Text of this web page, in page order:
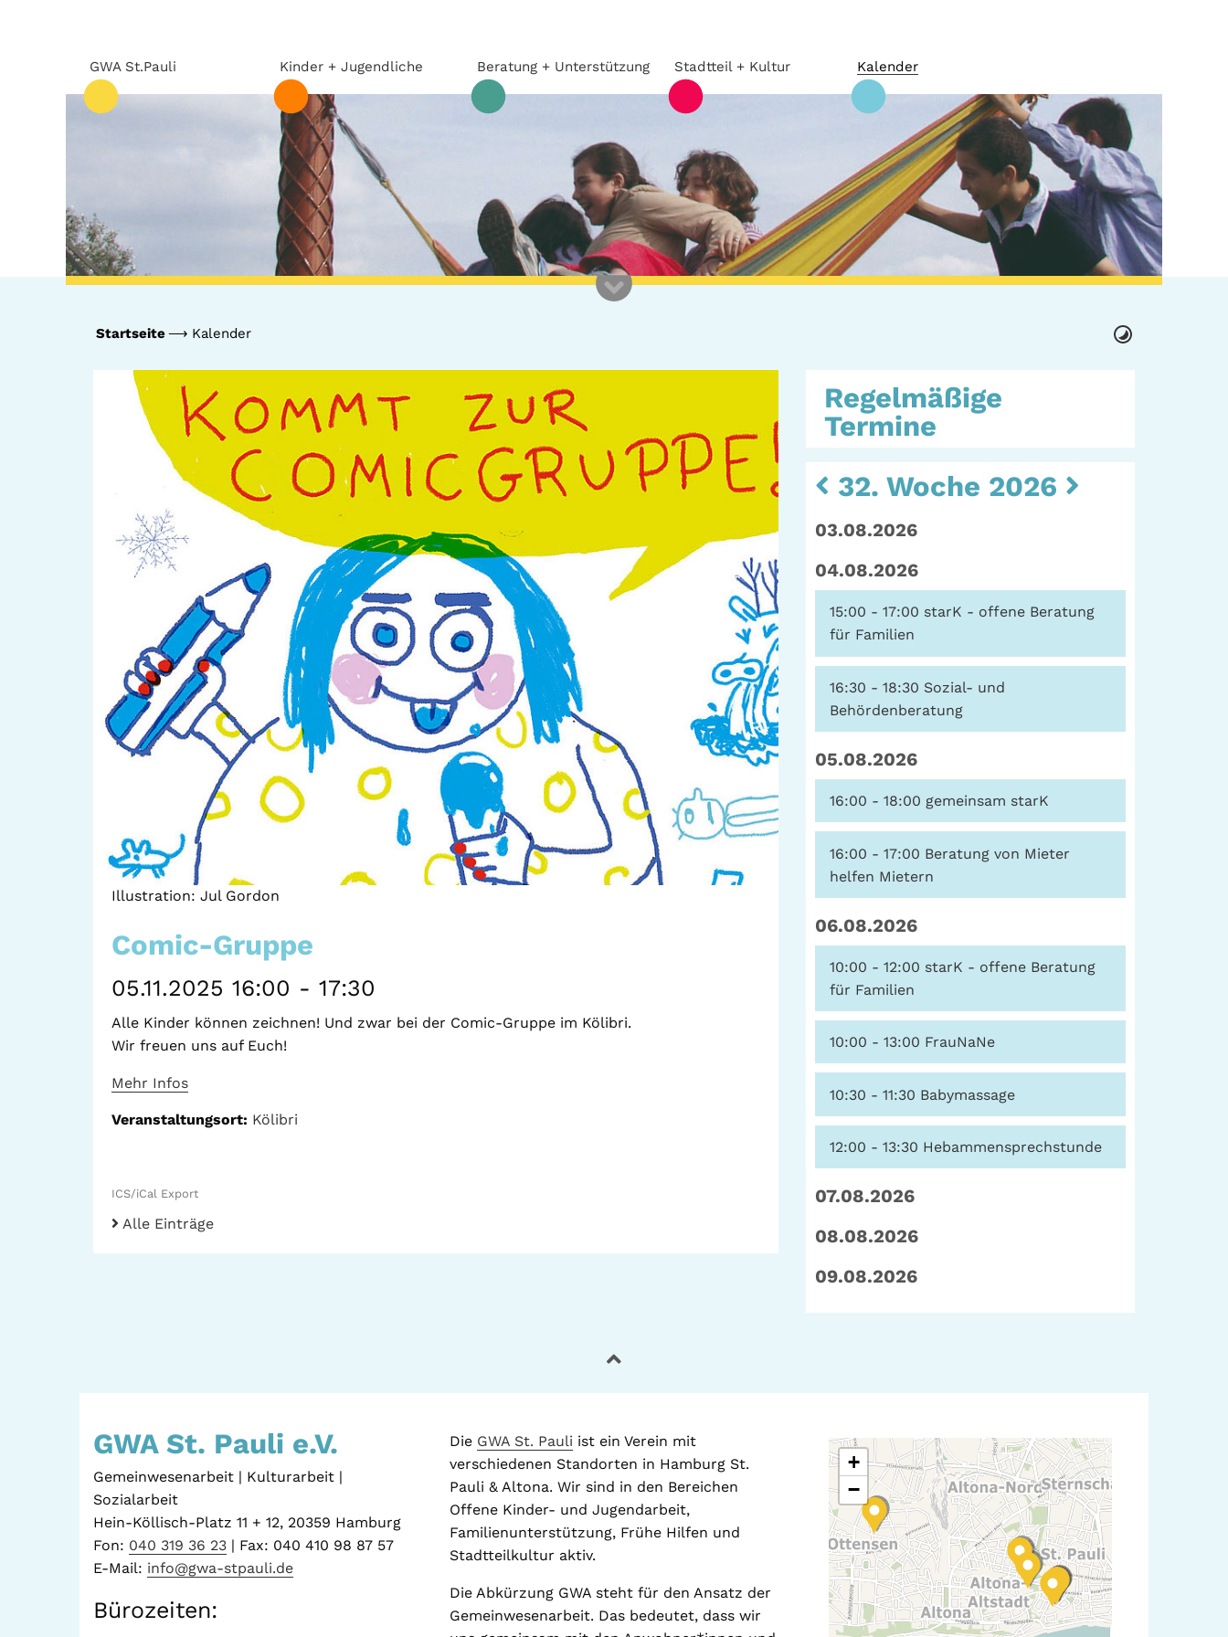
GWA St.Pauli Kinder + Jugendliche Beratung + Unterstützung Stadtteil + Kultur Kalender
Gemeinwesenarbeit
Raumvermietung
Jobs + Praktika
Förderverein
Förderer
Jugendliche
OKJA Kölibri
B-You Aktivplatz
Leseförderung
Unterstützung
ADEBAR
starK
IBiS
Behördenberatung
Big Point
Mieter helfern
Mietern
Familienberatung –
für Fragen zur
Erziehung
Gefährliche Orte
Kölibri
Stadtteilarbeit
Küchenkonzerte
Gemeinwesenarbeit |
Hein-Köllisch-Platz 11
Fax: (040) 410 98 87
57
stpauli.de
Spenden: Investieren
Sie in die GWA!
Kalender Kontakt Impressum Datenschutz
Startseite Kalender
Illustration: Jul Gordon
Comic-Gruppe
05.11.2025 16:00 - 17:30
Alle Kinder können zeichnen! Und zwar bei der Comic-Gruppe im Kölibri.
Wir freuen uns auf Euch!
Mehr Infos
Veranstaltungsort: Kölibri
ICS/iCal Export
Alle Einträge
Regelmäßige
Termine
32. Woche 2026
03.08.2026
04.08.2026
15:00 - 17:00 starK - offene Beratung
für Familien
16:30 - 18:30 Sozial- und
Behördenberatung
05.08.2026
16:00 - 18:00 gemeinsam starK
16:00 - 17:00 Beratung von Mieter
helfen Mietern
06.08.2026
10:00 - 12:00 starK - offene Beratung
für Familien
10:00 - 13:00 FrauNaNe
10:30 - 11:30 Babymassage
12:00 - 13:30 Hebammensprechstunde
07.08.2026
08.08.2026
09.08.2026
GWA St. Pauli e.V.
Gemeinwesenarbeit | Kulturarbeit |
Sozialarbeit
Hein-Köllisch-Platz 11 + 12, 20359 Hamburg
Fon: 040 319 36 23 | Fax: 040 410 98 87 57
E-Mail: info@gwa-stpauli.de
Bürozeiten:
Die GWA St. Pauli ist ein Verein mit
verschiedenen Standorten in Hamburg St.
Pauli & Altona. Wir sind in den Bereichen
Offene Kinder- und Jugendarbeit,
Familienunterstützung, Frühe Hilfen und
Stadtteilkultur aktiv.
Die Abkürzung GWA steht für den Ansatz der
Gemeinwesenarbeit. Das bedeutet, dass wir
+
−